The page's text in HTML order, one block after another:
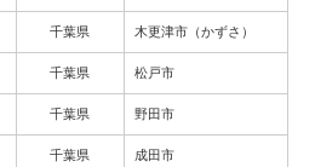
千葉県 木更津市（かずさ）
千葉県 松戸市
千葉県 野田市
千葉県 成田市